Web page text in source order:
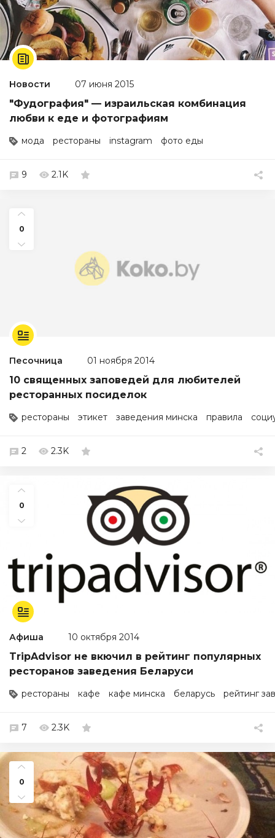
Новости 07 июня 2015
"Фудография" — израильская комбинация
любви к еде и фотографиям
мода рестораны instagram фото еды
9 2.1K
0
Песочница 01 ноября 2014
10 священных заповедей для любителей
ресторанных посиделок
рестораны этикет заведения минска правила
2 2.3K
0
Афиша 10 октября 2014
TripAdvisor не вкючил в рейтинг популярных
ресторанов заведения Беларуси
рестораны кафе кафе минска беларусь рейтинг
7 2.3K
0